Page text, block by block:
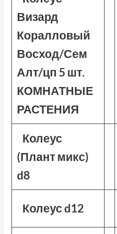
Визард
Коралловый
Восход/Сем
Алт/цп 5 шт.
КОМНАТНЫЕ
РАСТЕНИЯ
Колеус
(Плант микс)
d8
Колеус d12